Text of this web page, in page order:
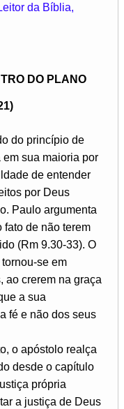
da Bíblia,
DO PLANO
do princípio de
sua maioria por
de entender
por Deus
Paulo argumenta
fato de não terem
(Rm 9.30-33). O
se em
ao crerem na graça
a sua
fé e não dos seus
o apóstolo realça
desde o capítulo
própria
a justiça de Deus